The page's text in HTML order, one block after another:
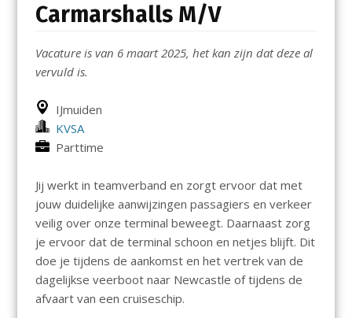
Carmarshalls M/V
Vacature is van 6 maart 2025, het kan zijn dat deze al
vervuld is.
IJmuiden
KVSA
Parttime
Jij werkt in teamverband en zorgt ervoor dat met
jouw duidelijke aanwijzingen passagiers en verkeer
veilig over onze terminal beweegt. Daarnaast zorg
je ervoor dat de terminal schoon en netjes blijft. Dit
doe je tijdens de aankomst en het vertrek van de
dagelijkse veerboot naar Newcastle of tijdens de
afvaart van een cruiseschip.